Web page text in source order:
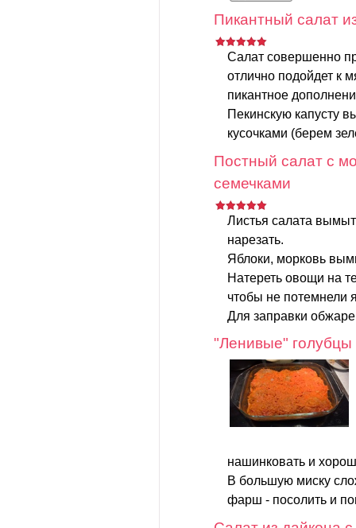
Пикантный салат
Салат совершенно
отлично подойдет к
пикантное
Пекинскую капусту
кусочками (берем
Постный салат с
семечками
Листья салата
нарезать.
Яблоки, морковь
Натереть овощи на
чтобы не потемнели
Для заправки
"Ленивые" голубцы
нашинковать и
В большую миску
фарш - посолить и